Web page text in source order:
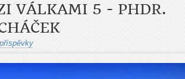
VÁLKAMI 5 - PHDR.
příspěvky